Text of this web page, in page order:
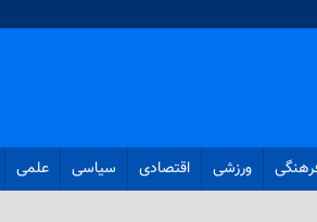
ورزشی اقتصادی سیاسی علمی